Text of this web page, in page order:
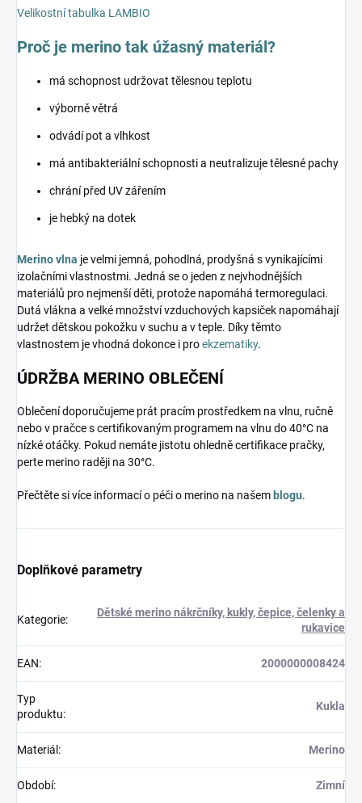
Velikostní tabulka LAMBIO
Proč je merino tak úžasný materiál?
má schopnost udržovat tělesnou teplotu
výborně větrá
odvádí pot a vlhkost
má antibakteriální schopnosti a neutralizuje tělesné pachy
chrání před UV zářením
je hebký na dotek
Merino vlna je velmi jemná, pohodlná, prodyšná s vynikajícími
izolačními vlastnostmi. Jedná se o jeden z nejvhodnějších
materiálů pro nejmenší děti, protože napomáhá termoregulaci.
Dutá vlákna a velké množství vzduchových kapsiček napomáhají
udržet dětskou pokožku v suchu a v teple. Díky těmto
vlastnostem je vhodná dokonce i proekzematiky.
ÚDRŽBA MERINO OBLEČENÍ
Oblečení doporučujeme prát pracím prostředkem na vlnu, ručně
nebo v pračce s certifikovaným programem na vlnu do 40°C na
nízké otáčky. Pokud nemáte jistotu ohledně certifikace pračky,
perte merino raději na 30°C.
Přečtěte si více informací o péči o merino na našem blogu.
Doplňkové parametry
Kategorie:
Dětské merino nákrčníky, kukly, čepice, čelenky a
rukavice
EAN: 2000000008424
Typ
produktu:
Kukla
Materiál : Merino
Období: Zimní